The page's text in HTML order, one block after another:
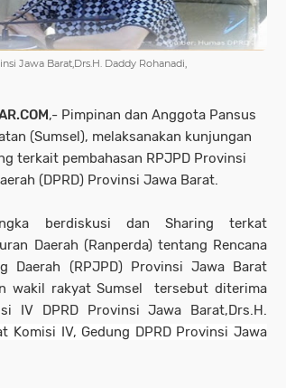
Jawa Barat,Drs.H. Daddy Rohanadi,
,- Pimpinan dan Anggota Pansus
(Sumsel), melaksanakan kunjungan
terkait pembahasan RPJPD Provinsi
(DPRD) Provinsi Jawa Barat.
berdiskusi dan Sharing terkat
Daerah (Ranperda) tentang Rencana
Daerah (RPJPD) Provinsi Jawa Barat
wakil rakyat Sumsel tersebut diterima
IV DPRD Provinsi Jawa Barat,Drs.H.
Komisi IV, Gedung DPRD Provinsi Jawa